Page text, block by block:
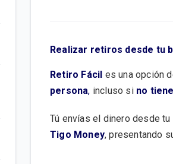
Realizar retiros desde tu
Retiro Fácil es una opción
persona, incluso si no
Tú envías el dinero desde
Tigo Money, presentando